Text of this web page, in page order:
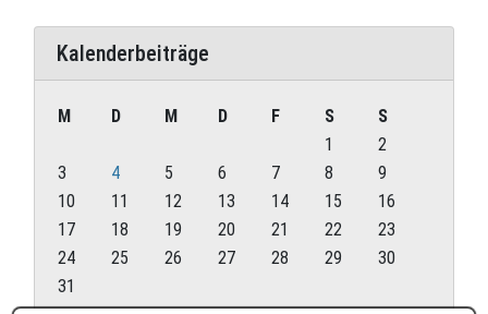
Kalenderbeiträge
M D M D F S
S
1
2
3
4 5 6 7 8
9
10
11 12 13 14 15
16
17
18 19 20 21 22
23
24
25 26 27 28 29
30
31